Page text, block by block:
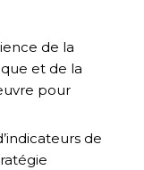
de la
et de la
pour
de